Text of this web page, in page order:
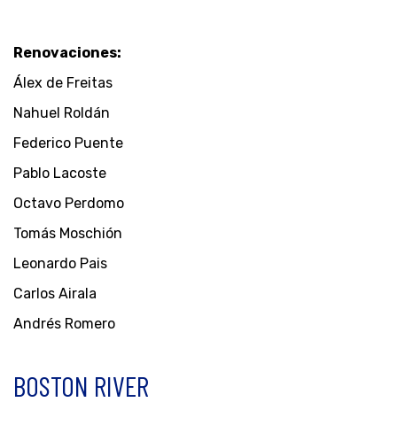
Renovaciones:
Álex de Freitas
Nahuel Roldán
Federico Puente
Pablo Lacoste
Octavo Perdomo
Tomás Moschión
Leonardo Pais
Carlos Airala
Andrés Romero
BOSTON RIVER